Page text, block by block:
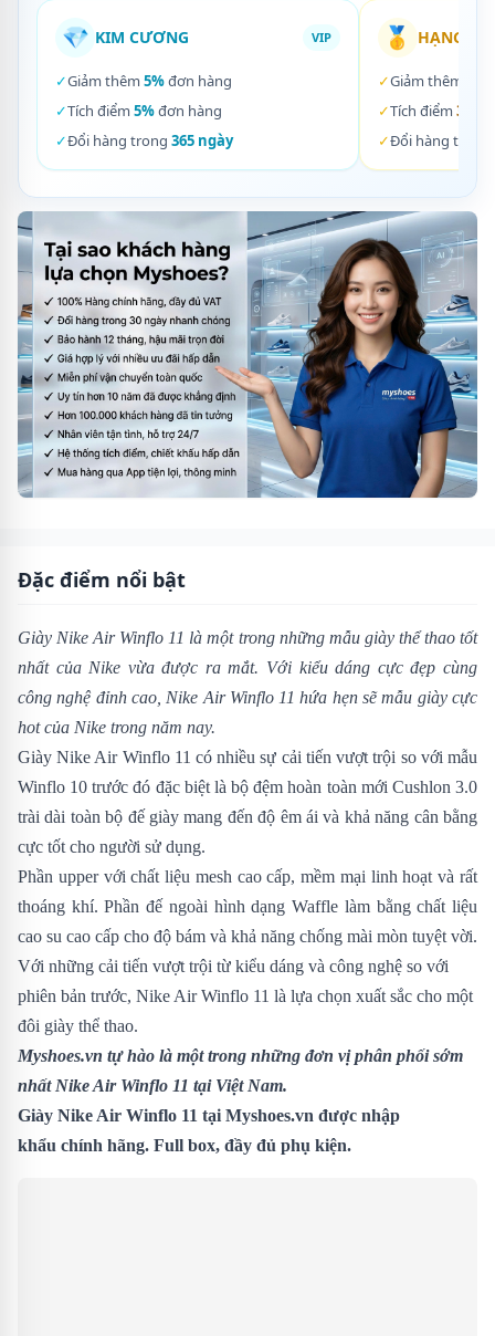
💎 KIM CƯƠNG VIP
✓Giảm thêm 5%đơn hàng
✓Tích điểm 5%đơn hàng
✓Đổi hàng trong 365 ngày
🥇 HẠNG
✓Giảm thêm
✓Tích điểm 3%
✓Đổi hàng trong
Đặc điểm nổi bật
Giày Nike Air Winflo 11 là một trong những mẫu giày thể thao tốt
nhất của Nike vừa được ra mắt. Với kiểu dáng cực đẹp cùng
công nghệ đỉnh cao, Nike Air Winflo 11 hứa hẹn sẽ mẫu giày cực
hot của Nike trong năm nay.
Giày Nike Air Winflo 11 có nhiều sự cải tiến vượt trội so với mẫu
Winflo 10 trước đó đặc biệt là bộ đệm hoàn toàn mới Cushlon 3.0
trài dài toàn bộ đế giày mang đến độ êm ái và khả năng cân bằng
cực tốt cho người sử dụng.
Phần upper với chất liệu mesh cao cấp, mềm mại linh hoạt và rất
thoáng khí. Phần đế ngoài hình dạng Waffle làm bằng chất liệu
cao su cao cấp cho độ bám và khả năng chống mài mòn tuyệt vời.
Với những cải tiến vượt trội từ kiểu dáng và công nghệ so với
phiên bản trước, Nike Air Winflo 11 là lựa chọn xuất sắc cho một
đôi giày thể thao.
Myshoes.vn tự hào là một trong những đơn vị phân phối sớm
nhất Nike Air Winflo 11 tại Việt Nam.
Giày Nike Air Winflo 11 tại Myshoes.vn được nhập
khẩu chính hãng. Full box, đầy đủ phụ kiện.